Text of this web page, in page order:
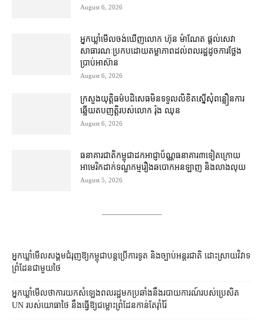
August 6, 2026
អ្នកឃ្លាំមើល​ចង់​ឃើញ​លោក ហ៊ុន ម៉ាណែត ផ្ដល់​សេវា​
សាធារណៈ​ប្រកបដោយ​តម្លាភាព​ដល់​ពលរដ្ឋ​ដូច​ការ​ថ្លែង​
ប្រាប់​អាស៊ាន
August 6, 2026
ក្រសួងយុត្តិធម៌​បដិសេធ​មិន​ទទួល​លិខិត​ស្នើសុំ​ពន្លឿន​ការ​
ឆ្លើយតប​ញត្តិ​របស់​លោក រ៉ុង ឈុន
August 6, 2026
ធនាគារជាតិ​កម្ពុជា​ដក​អាជ្ញាប័ណ្ណ​ធនាគារ​៣​​ទៀត​ក្រោយ​
អាមេរិក​ដាក់​ទណ្ឌកម្ម​​រឿង​ឆបោក​អនឡាញ និង​លាងលុយ
August 5, 2026
អ្នកឃ្លាំមើល​សង្គម​ជំរុញ​ឱ្យ​កម្ពុជា​បន្ត​ប្រើ​ការទូត និង​ច្បាប់​អន្តរជាតិ ដោះស្រាយ​វិវាទ​
ព្រំដែន​ជាមួយ​ថៃ
អ្នកឃ្លាំមើល​ថា​ការ​យក​សំឡេង​ពលរដ្ឋ​មក​ប្រឆាំង​នឹង​របាយការណ៍​របស់​ប្រេសិត
UN របស់​យោធា​ថៃ នឹង​ធ្វើ​ឱ្យ​ជម្លោះព្រំដែន​កាន់តែ​រ៉ាំរ៉ៃ